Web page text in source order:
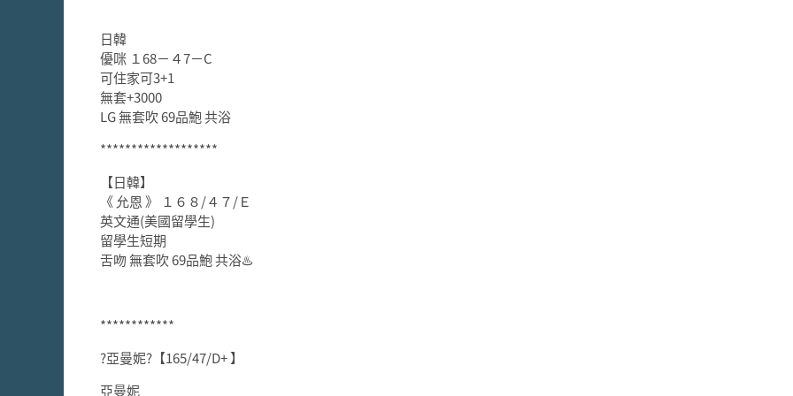
日韓
優咪 １68－４7－C
可住家可3+1
無套+3000
LG 無套吹 69品鮑 共浴
*******************
【日韓】
《 允恩 》 １６８/４７/Ｅ
英文通(美國留學生)
留學生短期
舌吻 無套吹 69品鮑 共浴♨️
************
?亞曼妮?【165/47/D+ 】
亞曼妮